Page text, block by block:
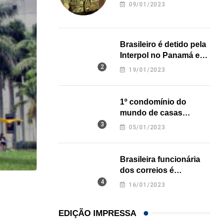
Açaí é reconhecido oficialmente como fruto
09/01/2023
Brasileiro é detido pela
Interpol no Panamá e
pode pegar prisão
19/01/2023
1º condomínio do
mundo de casas
impressas em 3D é
05/01/2023
Brasileira funcionária
dos correios é
assassinada a facadas
16/01/2023
EDIÇÃO IMPRESSA